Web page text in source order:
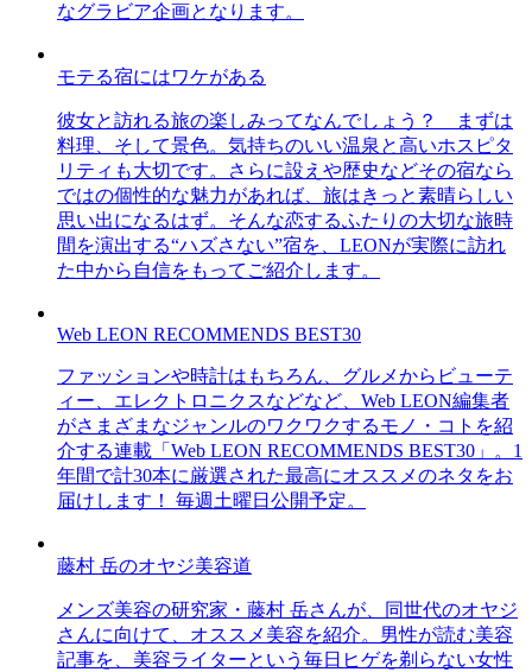
なグラビア企画となります。
モテる宿にはワケがある
彼女と訪れる旅の楽しみってなんでしょう？ まずは
料理、そして景色。気持ちのいい温泉と高いホスピタ
リティも大切です。さらに設えや歴史などその宿なら
ではの個性的な魅力があれば、旅はきっと素晴らしい
思い出になるはず。そんな恋するふたりの大切な旅時
間を演出する“ハズさない”宿を、LEONが実際に訪れ
た中から自信をもってご紹介します。
Web LEON RECOMMENDS BEST30
ファッションや時計はもちろん、グルメからビューテ
ィー、エレクトロニクスなどなど、Web LEON編集者
がさまざまなジャンルのワクワクするモノ・コトを紹
介する連載「Web LEON RECOMMENDS BEST30」。1
年間で計30本に厳選された最高にオススメのネタをお
届けします！ 毎週土曜日公開予定。
藤村 岳のオヤジ美容道
メンズ美容の研究家・藤村 岳さんが、同世代のオヤジ
さんに向けて、オススメ美容を紹介。男性が読む美容
記事を、美容ライターという毎日ヒゲを剃らない女性